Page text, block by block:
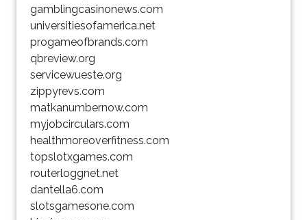
gamblingcasinonews.com
universitiesofamerica.net
progameofbrands.com
qbreview.org
servicewueste.org
zippyrevs.com
matkanumbernow.com
myjobcirculars.com
healthmoreoverfitness.com
topslotxgames.com
routerloggnet.net
dantella6.com
slotsgamesone.com